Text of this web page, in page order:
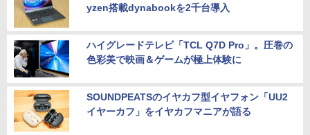
yzen搭載dynabookを2千台導入
ハイグレードテレビ「TCL Q7D Pro」。圧巻の
色彩美で映画＆ゲームが極上体験に
SOUNDPEATSのイヤカフ型イヤフォン「UU2
イヤーカフ」をイヤカフマニアが語る